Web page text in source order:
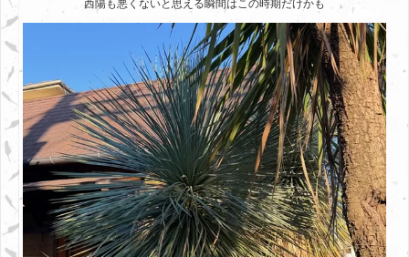
西陽も悪くないと思える瞬間はこの時期だけかも